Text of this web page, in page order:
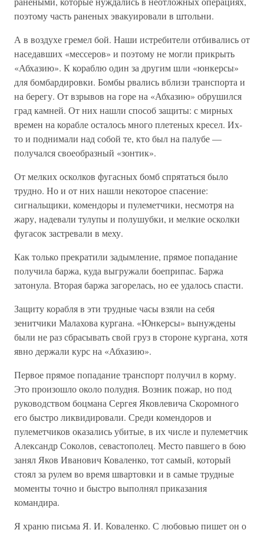
поэтому часть раненых эвакуировали в штольни.
А в воздухе гремел бой. Наши истребители отбивались от
наседавших «мессеров» и поэтому не могли прикрыть
«Абхазию». К кораблю один за другим шли «юнкерсы»
для бомбардировки. Бомбы рвались вблизи транспорта и
на берегу. От взрывов на горе на «Абхазию» обрушился
град камней. От них нашли способ защиты: с мирных
времен на корабле осталось много плетеных кресел. Их-
то и поднимали над собой те, кто был на палубе —
получался своеобразный «зонтик».
От мелких осколков фугасных бомб спрятаться было
трудно. Но и от них нашли некоторое спасение:
сигнальщики, комендоры и пулеметчики, несмотря на
жару, надевали тулупы и полушубки, и мелкие осколки
фугасок застревали в меху.
Как только прекратили задымление, прямое попадание
получила баржа, куда выгружали боеприпас. Баржа
затонула. Вторая баржа загорелась, но ее удалось спасти.
Защиту корабля в эти трудные часы взяли на себя
зенитчики Малахова кургана. «Юнкерсы» вынуждены
были не раз сбрасывать свой груз в стороне кургана, хотя
явно держали курс на «Абхазию».
Первое прямое попадание транспорт получил в корму.
Это произошло около полудня. Возник пожар, но под
руководством боцмана Сергея Яковлевича Скоромного
его быстро ликвидировали. Среди комендоров и
пулеметчиков оказались убитые, в их числе и пулеметчик
Александр Соколов, севастополец. Место павшего в бою
занял Яков Иванович Коваленко, тот самый, который
стоял за рулем во время швартовки и в самые трудные
моменты точно и быстро выполнял приказания
командира.
Я храню письма Я. И. Коваленко. С любовью пишет он о